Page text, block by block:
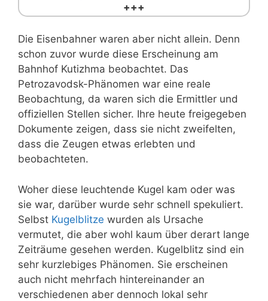
+++
Die Eisenbahner waren aber nicht allein. Denn
schon zuvor wurde diese Erscheinung am
Bahnhof Kutizhma beobachtet. Das
Petrozavodsk-Phänomen war eine reale
Beobachtung, da waren sich die Ermittler und
offiziellen Stellen sicher. Ihre heute freigegeben
Dokumente zeigen, dass sie nicht zweifelten,
dass die Zeugen etwas erlebten und
beobachteten.
Woher diese leuchtende Kugel kam oder was
sie war, darüber wurde sehr schnell spekuliert.
Selbst Kugelblitze wurden als Ursache
vermutet, die aber wohl kaum über derart lange
Zeiträume gesehen werden. Kugelblitz sind ein
sehr kurzlebiges Phänomen. Sie erscheinen
auch nicht mehrfach hintereinander an
verschiedenen aber dennoch lokal sehr